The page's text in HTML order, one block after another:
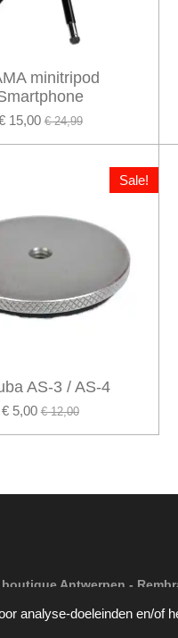
analyse-doeleinden en/of
minitripod
15,00 € 24,99
Sale!
AS-3 / AS-4
€ 5,00 € 12,00
Antwerpen -